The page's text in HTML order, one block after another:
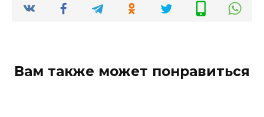
Вам также может понравиться